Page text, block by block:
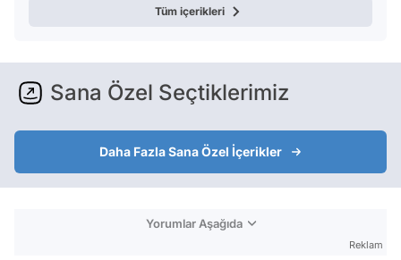
Tüm içerikleri
Sana Özel Seçtiklerimiz
Daha Fazla Sana Özel İçerikler
Yorumlar Aşağıda
Reklam